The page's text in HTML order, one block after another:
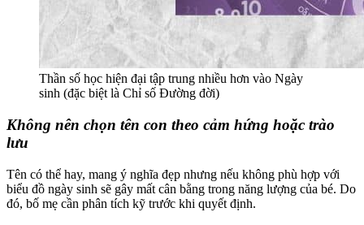
Thần số học hiện đại tập trung nhiều hơn vào Ngày
sinh (đặc biệt là Chỉ số Đường đời)
Không nên chọn tên con theo cảm hứng hoặc trào
lưu
Tên có thể hay, mang ý nghĩa đẹp nhưng nếu không phù hợp với
biểu đồ ngày sinh sẽ gây mất cân bằng trong năng lượng của bé. Do
đó, bố mẹ cần phân tích kỹ trước khi quyết định.